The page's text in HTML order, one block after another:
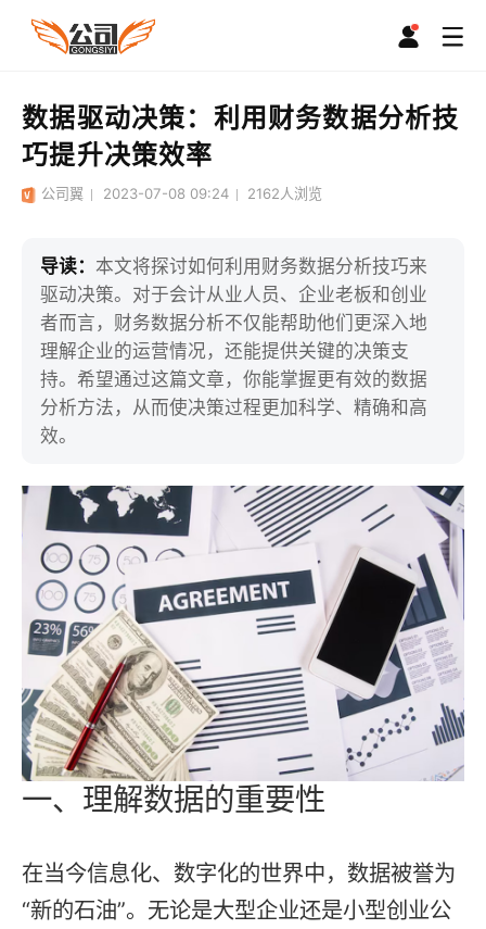
数据驱动决策：利用财务数据分析技
巧提升决策效率
公司翼 2023-07-08 09:24 2162人浏览
导读： 本文将探讨如何利用财务数据分析技巧来
驱动决策。对于会计从业人员、企业老板和创业
者而言，财务数据分析不仅能帮助他们更深入地
理解企业的运营情况，还能提供关键的决策支
持。希望通过这篇文章，你能掌握更有效的数据
分析方法，从而使决策过程更加科学、精确和高
效。
一、理解数据的重要性
在当今信息化、数字化的世界中，数据被誉为
“新的石油”。无论是大型企业还是小型创业公